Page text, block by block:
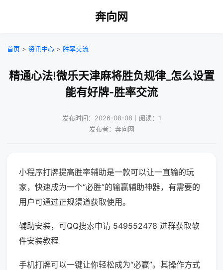
奔向网
首页 > 资讯中心 > 胜率交流
精通心法!微乐天津麻将胜负规律_怎么设置
能有好牌-胜率交流
发布时间：2026-08-08｜阅读：1
发布者：奔向网
小程序打牌提高胜率辅助是一款可以让一直输的玩
家，快速成为一个“必胜”的输赢辅助神器，有需要的
用户可通过正规渠道获取使用。
辅助安装，可QQ搜索申请 549552478 进群获取软
件安装教程
手机打牌可以一键让你轻松成为“必赢”。其操作方式